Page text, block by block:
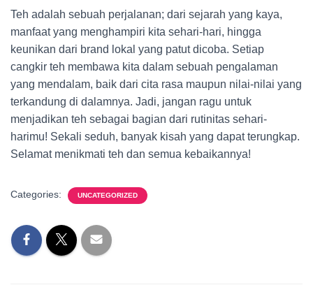
Teh adalah sebuah perjalanan; dari sejarah yang kaya,
manfaat yang menghampiri kita sehari-hari, hingga
keunikan dari brand lokal yang patut dicoba. Setiap
cangkir teh membawa kita dalam sebuah pengalaman
yang mendalam, baik dari cita rasa maupun nilai-nilai yang
terkandung di dalamnya. Jadi, jangan ragu untuk
menjadikan teh sebagai bagian dari rutinitas sehari-
harimu! Sekali seduh, banyak kisah yang dapat terungkap.
Selamat menikmati teh dan semua kebaikannya!
Categories: UNCATEGORIZED